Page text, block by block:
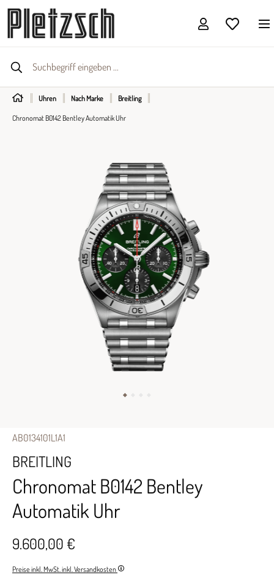
Uhren Nach Marke Breitling
Chronomat B0142 Bentley Automatik Uhr
AB0134101L1A1
BREITLING
Chronomat B0142 Bentley
Automatik Uhr
9.600,00 €
Preise inkl. MwSt. inkl. Versandkosten